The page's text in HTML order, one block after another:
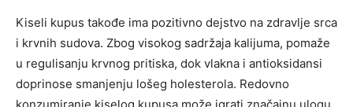
Kiseli kupus takođe ima pozitivno dejstvo na zdravlje srca
i krvnih sudova. Zbog visokog sadržaja kalijuma, pomaže
u regulisanju krvnog pritiska, dok vlakna i antioksidansi
doprinose smanjenju lošeg holesterola. Redovno